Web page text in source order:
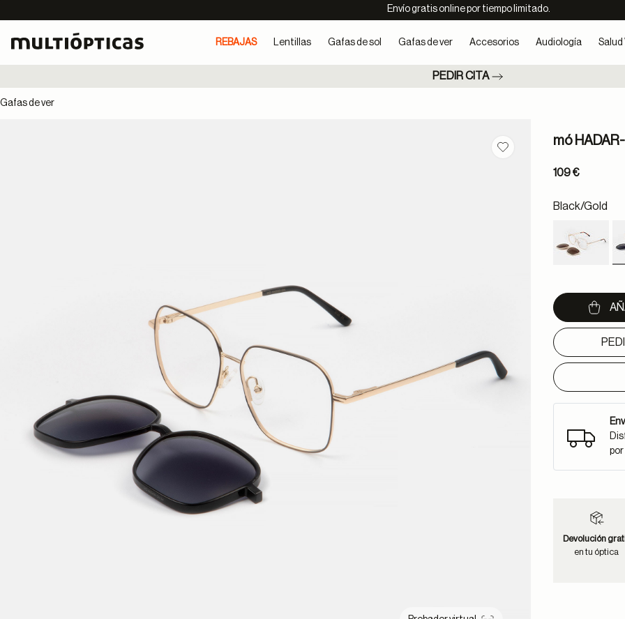
Envío gratis online por tiempo limitado.
REBAJAS Lentillas Gafas de sol Gafas de ver Accesorios Audiología Salud
PEDIR CITA
Gafas de ver
Guardar en favoritos
mó
109 €
Black/gold
Devolución
en tu óptica